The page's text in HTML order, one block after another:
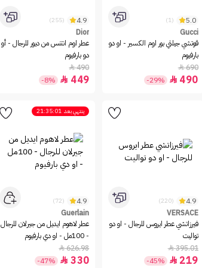
5.0
(1)
Gucci
قوتشي جيلتي بور اوم الكسير - او دو
بارفيوم
690

490

-29%
4.9
(255)
Dior
عطر اوم انتنس من ديور للرجال - أو
دو بارفيوم
490

449

-8%
4.9
(220)
VERSACE
فيرزاتشي عطر ايروس للرجال - او دو
تواليت
395.01

219

-45%
ينتهي بعد 21:35:01
4.9
(72)
Guerlain
عطر لاهوم ايديل من جيرلان للرجال
- 100مل - او دي بارفيوم
626.98

330

-47%